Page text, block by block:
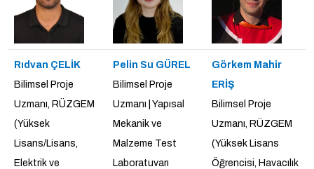
Rıdvan ÇELİK
Bilimsel Proje
Uzmanı, RÜZGEM
(Yüksek
Lisans/Lisans,
Elektrik ve
Pelin Su GÜREL
Bilimsel Proje
Uzmanı | Yapısal
Mekanik ve
Malzeme Test
Laboratuvarı
Görkem Mahir
ERİŞ
Bilimsel Proje
Uzmanı, RÜZGEM
(Yüksek Lisans
Öğrencisi, Havacılık